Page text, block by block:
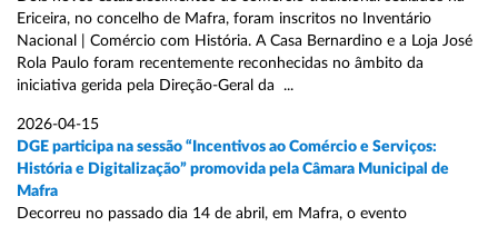
Ericeira, no concelho de Mafra, foram inscritos no Inventário
Nacional | Comércio com História. A Casa Bernardino e a Loja José
Rola Paulo foram recentemente reconhecidas no âmbito da
iniciativa gerida pela Direção-Geral da ...
2026-04-15
DGE participa na sessão “Incentivos ao Comércio e Serviços:
História e Digitalização” promovida pela Câmara Municipal de
Mafra
Decorreu no passado dia 14 de abril, em Mafra, o evento